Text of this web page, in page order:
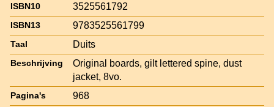
ISBN10 3525561792
ISBN13 9783525561799
Taal Duits
Beschrijving
Original boards, gilt lettered spine, dust
jacket, 8vo.
Pagina's 968